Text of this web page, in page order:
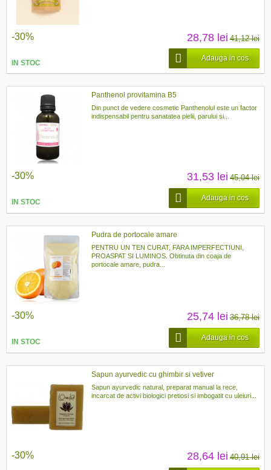
-30% 28,78 lei 41,12 lei
IN STOC
Adauga in cos
Panthenol provitamina B5
Din punct de vedere cosmetic Panthenolul este un factor
indispensabil pentru sanatatea pielii, parului si...
-30% 31,53 lei 45,04 lei
IN STOC
Adauga in cos
Pudra de portocale amare
PENTRU UN TEN CURAT, FARA IMPERFECTIUNI,
PROASPAT SI LUMINOS. Obtinuta din coaja de
portocale amare, pudra...
-30% 25,74 lei 36,78 lei
IN STOC
Adauga in cos
Sapun ayurvedic cu ghimbir si vetiver
Sapun ayurvedic natural, preparat manual la rece,
incarcat de activi biologici pretiosi si imbogatit cu uleiuri...
-30% 28,64 lei 40,91 lei